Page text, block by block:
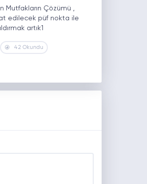
Mutfakların Çözümü ,
edilecek püf nokta ile
artık1
42 Okundu